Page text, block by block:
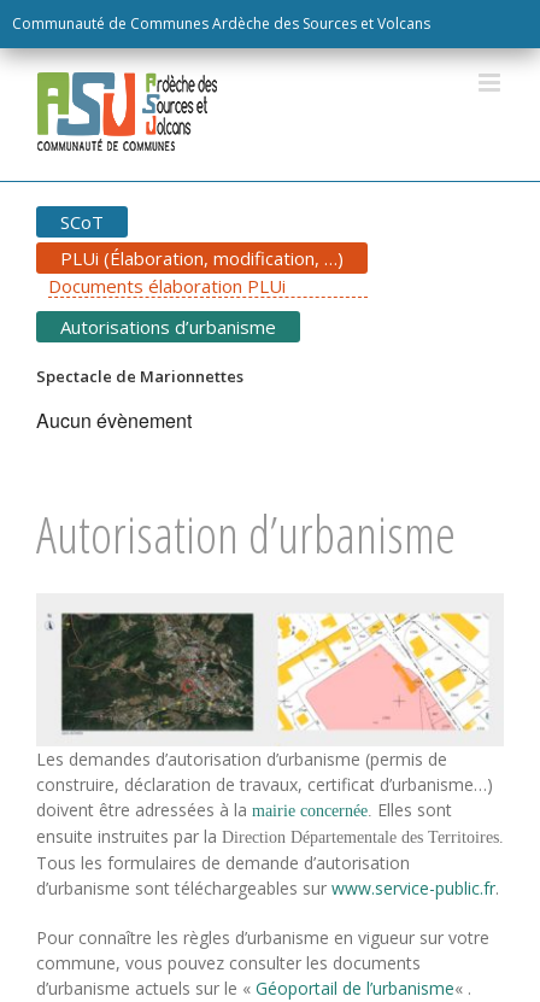
Communauté de Communes Ardèche des Sources et Volcans
to
content
Autorisation d’urbanisme
Les demandes d’autorisation d’urbanisme (permis de
construire, déclaration de travaux, certificat d’urbanisme…)
doivent être adressées à la mairie concernée. Elles sont
ensuite instruites par la Direction Départementale des Territoires.
Tous les formulaires de demande d’autorisation
d’urbanisme sont téléchargeables sur www.service-public.fr.
Pour connaître les règles d’urbanisme en vigueur sur votre
commune, vous pouvez consulter les documents
d’urbanisme actuels sur le « Géoportail de l’urbanisme« .
SCoT
PLUi (Élaboration, modification, …)
Documents élaboration PLUi
Autorisations d’urbanisme
Spectacle de Marionnettes
Aucun évènement